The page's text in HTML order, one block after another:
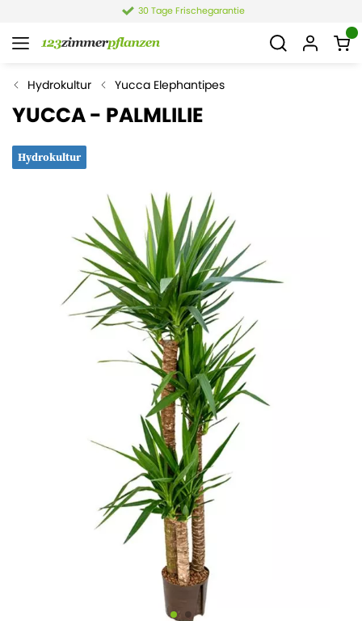
4,4 von 6.021 Bewertungen
Hydrokultur Yucca Elephantipes
YUCCA - PALMLILIE
Hydrokultur